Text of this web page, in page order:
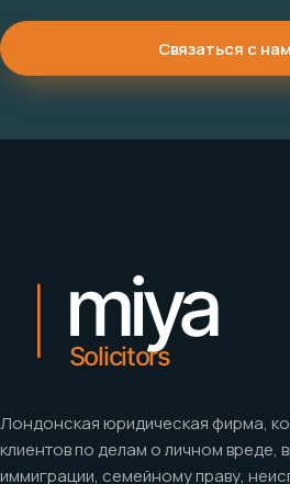
Связаться с
Лондонская юридическая фирма,
клиентов по делам о личном вреде,
иммиграции, семейному праву,